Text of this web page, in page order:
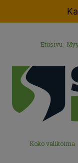
Etusivu
Koko valikoima